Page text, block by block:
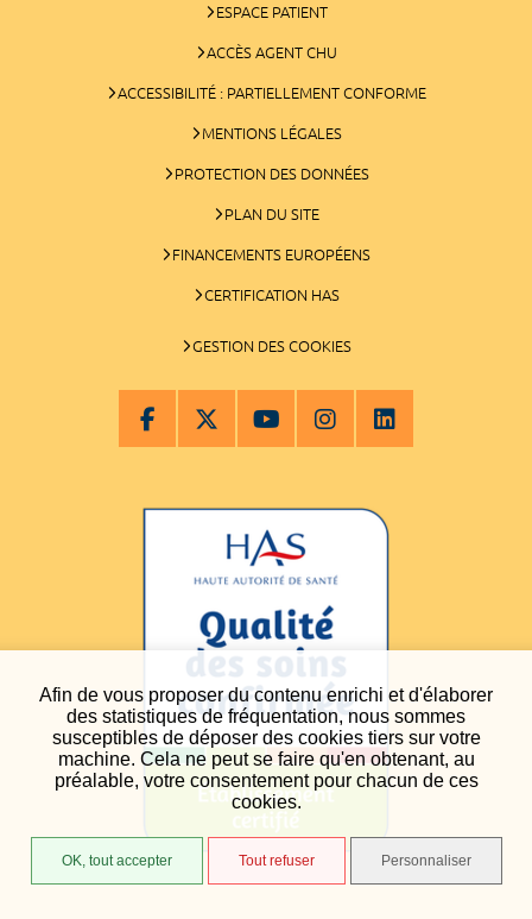
Afin de vous proposer du contenu enrichi et d'élaborer
des statistiques de fréquentation, nous sommes
susceptibles de déposer des cookies tiers sur votre
machine. Cela ne peut se faire qu'en obtenant, au
préalable, votre consentement pour chacun de ces
cookies.
OK, tout accepter Tout refuser Personnaliser
ESPACE PATIENT
ACCÈS AGENT CHU
ACCESSIBILITÉ : PARTIELLEMENT CONFORME
MENTIONS LÉGALES
PROTECTION DES DONNÉES
PLAN DU SITE
FINANCEMENTS EUROPÉENS
CERTIFICATION HAS
GESTION DES COOKIES